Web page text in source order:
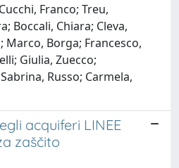
Franco; Treu,
Boccali, Chiara; Cleva,
Marco, Borga; Francesco,
Giulia, Zuecco;
Russo; Carmela,
acquiferi LINEE
zaščito